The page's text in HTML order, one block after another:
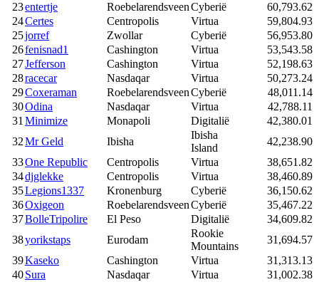
23entertje RoebelarendsveenCyberië
60,793.62
24Certes Centropolis Virtua
59,804.93
25jorref Zwollar Cyberië
56,953.80
26fenisnad1 Cashington Virtua
53,543.58
27Jefferson Cashington Virtua
52,198.63
28racecar Nasdaqar Virtua
50,273.24
29Coxeraman RoebelarendsveenCyberië
48,011.14
30Odina Nasdaqar Virtua
42,788.11
31Minimize Monapoli Digitalië
42,380.01
32Mr Geld Ibisha
Ibisha
Island
42,238.90
33One Republic Centropolis Virtua
38,651.82
34djglekke Centropolis Virtua
38,460.89
35Legions1337 Kronenburg Cyberië
36,150.62
36Oxigeon RoebelarendsveenCyberië
35,467.22
37BolleTripolire El Peso Digitalië
34,609.82
38yorikstaps Eurodam
Rookie
Mountains
31,694.57
39Kaseko Cashington Virtua
31,313.13
40Sura Nasdaqar Virtua
31,002.38